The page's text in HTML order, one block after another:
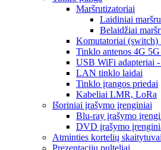
Maršrutizatoriai
Laidiniai
Belaidžiai
Komutatoriai (switch)
Tinklo antenos 4G
USB WiFi adapteriai
LAN tinklo laidai
Tinklo įrangos priedai
Kabeliai LMR, LoRa
Išoriniai įrašymo įrenginiai
Blu-ray įrašymo
DVD įrašymo
Atminties kortelių skaitytuvai
Prezentacijų pulteliai